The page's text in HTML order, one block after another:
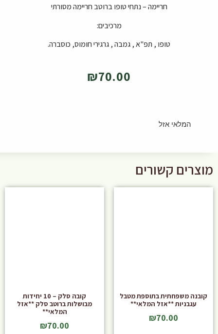
חריימה – נתחי טופו ברוטב חריימה מסורתי
מרכיבים:
טופו , תפ"א , גמבה , גרגירי חומוס, כוסברה.
₪70.00
המלאי אזל
מוצרים קשורים
קובנה משפחתית בתוספת מטבל
עגבניות **אזל המלאי**
₪70.00
קובה סלק – 10 יחידות
מבושלות ברוטב סלק **אזל
המלאי**
₪70.00